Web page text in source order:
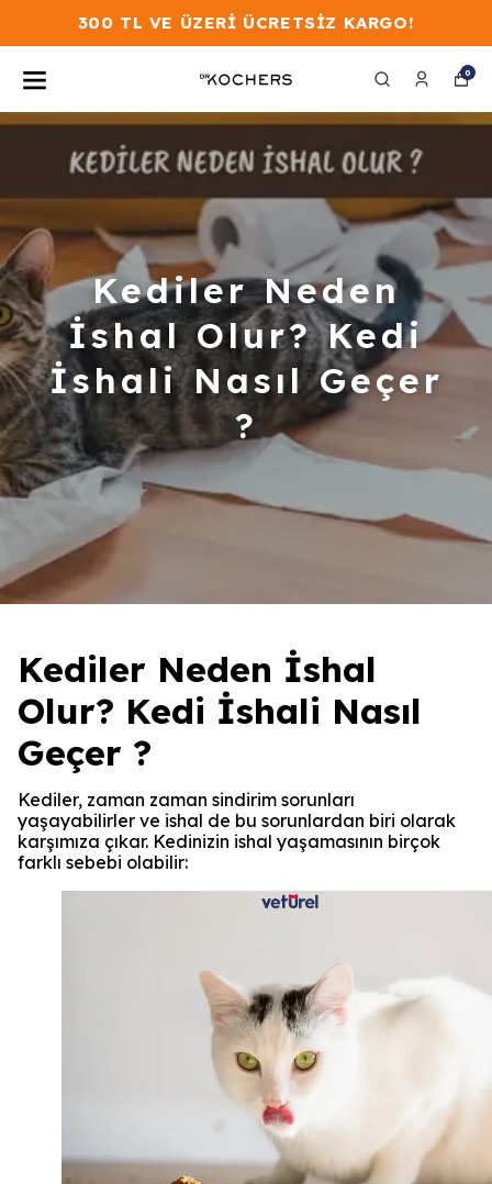
300 TL VE ÜZERİ ÜCRETSİZ KARGO!
0
Kediler Neden
İshal Olur? Kedi
İshali Nasıl Geçer
?
Kediler Neden İshal
Olur? Kedi İshali Nasıl
Geçer ?
Kediler, zaman zaman sindirim sorunları
yaşayabilirler ve ishal de bu sorunlardan biri olarak
karşımıza çıkar. Kedinizin ishal yaşamasının birçok
farklı sebebi olabilir: